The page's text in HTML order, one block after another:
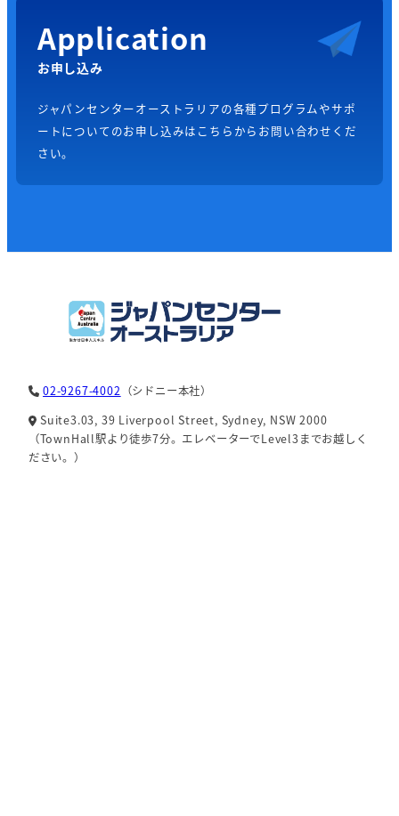
Application
お申し込み
ジャパンセンターオーストラリアの各種プログラムやサポ
ートについてのお申し込みはこちらからお問い合わせくだ
さい。
02-9267-4002 （シドニー本社）
Suite3.03, 39 Liverpool Street, Sydney, NSW 2000
（TownHall駅より徒歩7分。エレベーターでLevel3までお越しく
ださい。）